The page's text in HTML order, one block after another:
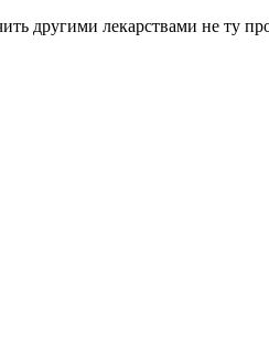
другими лекарствами не ту